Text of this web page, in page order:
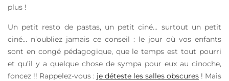
plus !
Un petit resto de pastas, un petit ciné… surtout un petit
ciné… n’oubliez jamais ce conseil : le jour où vos enfants
sont en congé pédagogique, que le temps est tout pourri
et qu’il y a quelque chose de sympa pour eux au cinoche,
foncez !! Rappelez-vous : je déteste les salles obscures ! Mais